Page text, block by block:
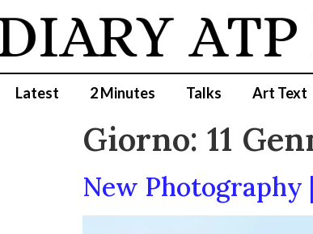
ATP
Latest 2 Minutes Talks Art Text
Giorno: 11
New Photography